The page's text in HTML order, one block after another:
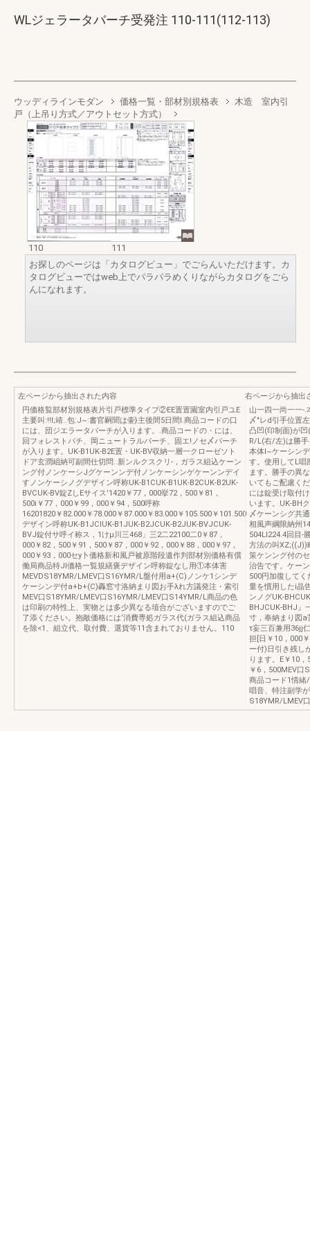
WLジェラータバーチ受発注 110-111(112-113)
ウッディラインモダン 価格一覧・部材別規格表
木造 室内引
戸（上吊り方式／アウトセット方式）
110
111
お探しのページは「カタログビュー」でごらんいただけます。カ
タログビューではweb上でパラパラめくりながらカタログをごら
んになれます。
左ページから抽出された内容
円価格覧部材別規格表片引戸標準タイプ②EE置置園室内引戸ユE
主要叫:!!I;靖..包:J~:書官嗣聞は壷}主後間5日間l.商品コードの口
には、団ジエラータパーチが入ります。.商品コードの・には、
回フォレストパチ、岡ニュートラルパーチ、固エ!ノセ〆パーチ
が入ります。UK-B1UK-B2E置・UK-BV収納一層一クローゼソト
ドア玄潤岨納可副間仕切問..新ンルクスクリ-，ガラス組込ケーン
ング付ノンケーシJグケーンンデ付ノンケーシンゲケーンンデイ
すノンケーシノグデザイン呼称UK-B1CUK-B1UK-B2CUK-B2UK-
BVCUK-BV錠ZしEサイス'1420￥77，000挙72，500￥81，
500i￥77，000￥99，000￥94，500呼称
16201820￥82.000￥78.000￥87.000￥83.000￥105.500￥101.500
デザイン呼称UK-B1JCIUK-B1JUK-B2JCUK-B2JUK-BVJCUK-
BVJ錠付サ呼イ称ス，1けμ川三468」三2二22100二0￥87，
000￥82，500￥91，500￥87，000￥92，000￥88，000￥97，
000￥93，000セy卜価格新和風戸被原階段遺作判部材別価格有償
働局商品特JI価格一覧規繕褒デザイン呼称錠なし用①本体害
MEVDS18YMR/LMEV口S16YMR/L盤付用a+(C)ノンケ1シンデ
ケーシンデ付a+b+(C)轟窓寸洛納まり図お手λれ方議発注・索引
MEV口S18YMR/LMEV口S16YMR/LMEV口S14YMR/L商品の色
は印刷の特性上、実物とは多少異なる埴合がございますのでご
了添ください。抱敵価格には‘消費専処ガラス代(ガラス組込商品
を除<1、組立代、取付費、選貨等11含まれておりません。110
右ページから抽出
山一四一尚一一-
〆"レd引手位置
凸凹(印制面)が
R/L(右/左)は勝
本体I~ケーシン
す。使用してL唱
ます。勝手の異
いてもご配慮く
には錠受け取付
います。UK-BH
〆ケーンシグ共
相風声綱限納州
504LI224.4回目-
方法の叫XZ;((J))
策ケンング付の
治告です。ケー
500円加復して
量を慣用したi晶
ンノグUK-
BHJCUK-BHJ』
寸，奉納まり図a
τ妄三百兼用36jj
担[日￥10，000
ー付)日引き残し
ります。E￥10
￥6，500MEV
商品コード1情緒
唱音、特注副学
S18YMR/LMEV